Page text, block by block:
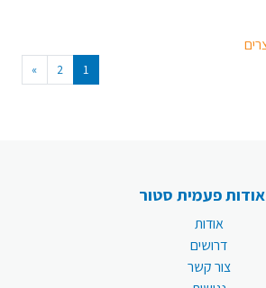
1
2
»
אודות פעמית סטור
אודות
דרושים
צור קשר